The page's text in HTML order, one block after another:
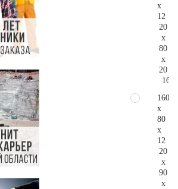
x
12
20
x
80
x
20
160
x
80
x
12
20
x
90
x